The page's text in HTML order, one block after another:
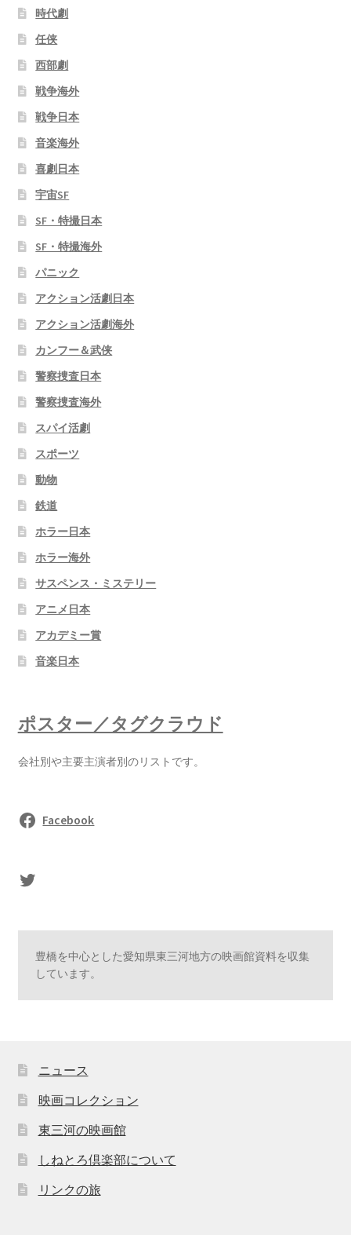
時代劇
任侠
西部劇
戦争海外
戦争日本
音楽海外
喜劇日本
宇宙SF
SF・特撮日本
SF・特撮海外
パニック
アクション活劇日本
アクション活劇海外
カンフー＆武侠
警察捜査日本
警察捜査海外
スパイ活劇
スポーツ
動物
鉄道
ホラー日本
ホラー海外
サスペンス・ミステリー
アニメ日本
アカデミー賞
音楽日本
ポスター／タグクラウド
会社別や主要主演者別のリストです。
Facebook
sasaki's Twitter
豊橋を中心とした愛知県東三河地方の映画館資料を収集
しています。
ニュース
映画コレクション
東三河の映画館
しねとろ倶楽部について
リンクの旅